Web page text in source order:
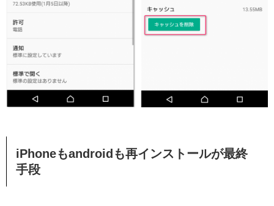
iPhoneもandroidも再インストールが最終
手段